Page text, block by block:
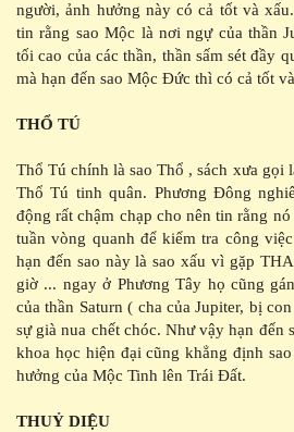
người, ảnh hưởng này có cả tốt và
tin rằng sao Mộc là nơi ngự của thần
tối cao của các thần, thần sấm sét đầy
mà hạn đến sao Mộc Đức thì có cả tốt
THỔ TÚ
Thổ Tú chính là sao Thổ , sách xưa gọi
Thổ Tú tinh quân. Phương Đông
động rất chậm chạp cho nên tin rằng
tuần vòng quanh để kiểm tra công
hạn đến sao này là sao xấu vì gặp
giờ ... ngay ở Phương Tây họ cũng
của thần Saturn ( cha của Jupiter, bị
sự già nua chết chóc. Như vậy hạn đến
khoa học hiện đại cũng khẳng định
hưởng của Mộc Tinh lên Trái Đất.
THUỶ DIỆU